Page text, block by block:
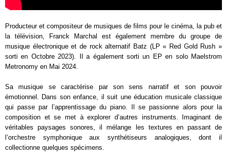
Producteur et compositeur de musiques de films pour le cinéma, la pub et
la télévision, Franck Marchal est également membre du groupe de
musique électronique et de rock alternatif Batz (LP « Red Gold Rush »
sorti en Octobre 2023). Il a également sorti un EP en solo Maelstrom
Metronomy en Mai 2024.
Sa musique se caractérise par son sens narratif et son pouvoir
émotionnel. Dans son enfance, il suit une éducation musicale classique
qui passe par l’apprentissage du piano. Il se passionne alors pour la
composition et se met à explorer d’autres instruments. Imaginant de
véritables paysages sonores, il mélange les textures en passant de
l’orchestre symphonique aux synthétiseurs analogiques, dont il
collectionne quelques spécimens.